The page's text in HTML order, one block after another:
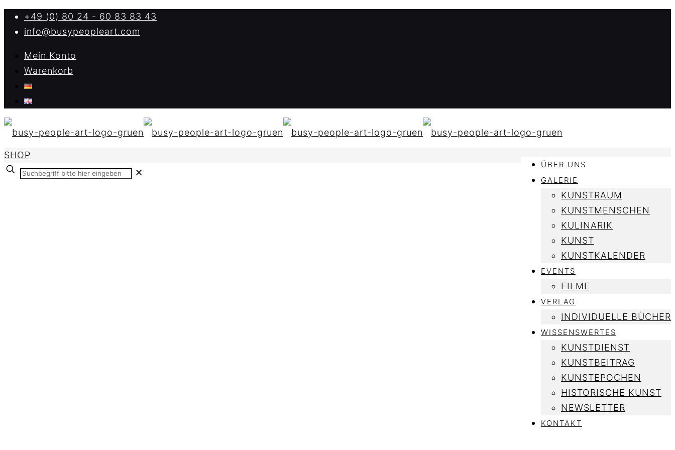
+49 (0) 80 24 - 60 83 83 43
info@busypeopleart.com
Mein Konto
Warenkorb
ÜBER UNS
GALERIE
KUNSTRAUM
KUNSTMENSCHEN
KULINARIK
KUNST
KUNSTKALENDER
EVENTS
FILME
VERLAG
INDIVIDUELLE BÜCHER
WISSENSWERTES
KUNSTDIENST
KUNSTBEITRAG
KUNSTEPOCHEN
HISTORISCHE KUNST
NEWSLETTER
KONTAKT
SHOP
✕